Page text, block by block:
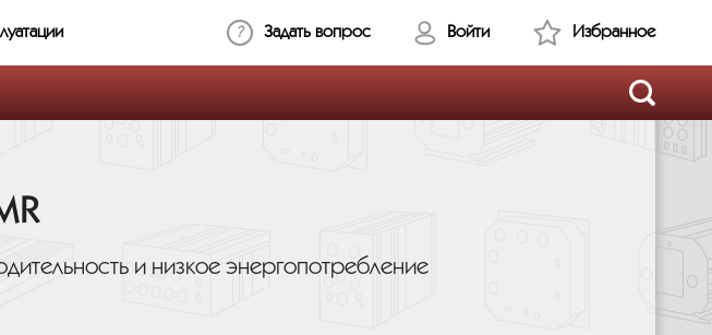
Задать вопрос Войти Избранное
и низкое энергопотребление